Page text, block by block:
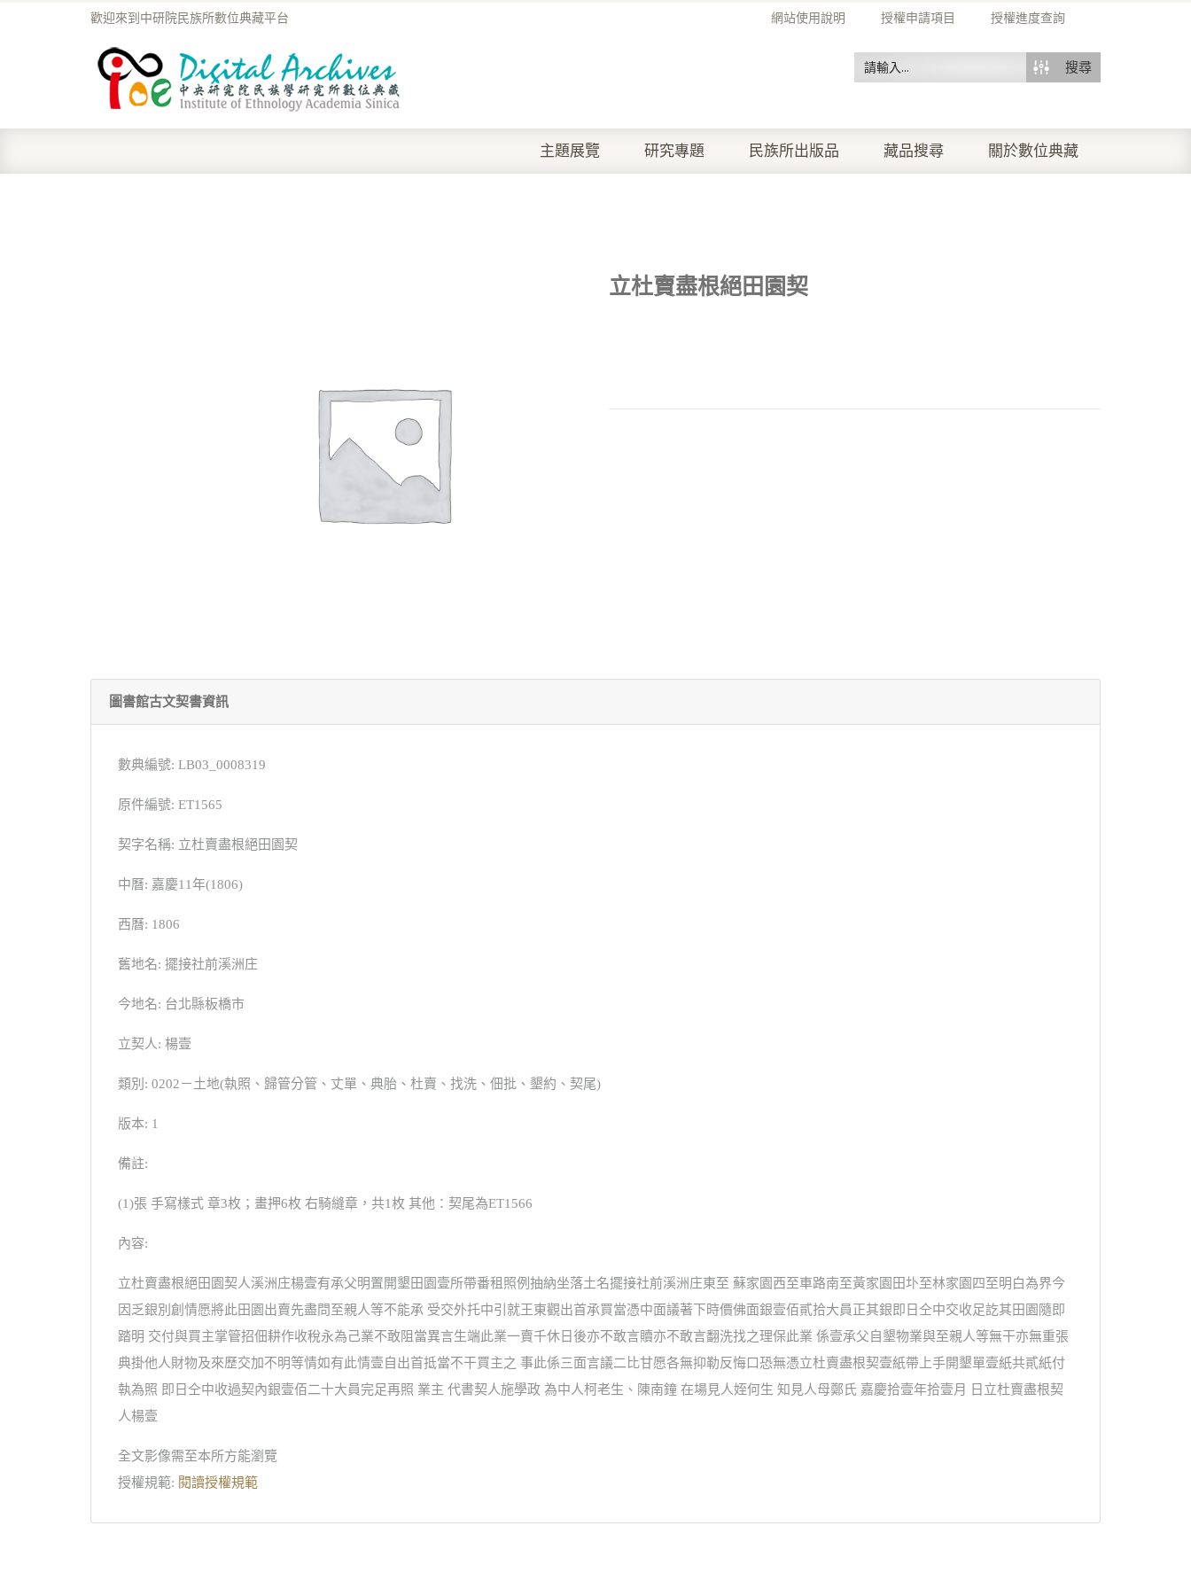
網站使用說明 授權申請項目 授權進度查詢
歡迎來到中研院民族所數位典藏平台
搜尋
主題展覽 研究專題 民族所出版品 藏品搜尋 關於數位典藏
立杜賣盡根絕田園契
圖書館古文契書資訊
數典編號: LB03_0008319
原件編號: ET1565
契字名稱: 立杜賣盡根絕田園契
中曆: 嘉慶11年(1806)
西曆: 1806
舊地名: 擺接社前溪洲庄
今地名: 台北縣板橋市
立契人: 楊壹
類別: 0202－土地(執照、歸管分管、丈單、典胎、杜賣、找洗、佃批、墾約、契尾)
版本: 1
備註:
(1)張 手寫樣式 章3枚；畫押6枚 右騎縫章，共1枚 其他：契尾為ET1566
內容:
立杜賣盡根絕田園契人溪洲庄楊壹有承父明置開墾田園壹所帶番租照例抽納坐落土名擺接社前溪洲庄東至 蘇家園西至車路南至黃家園田圤至林家園四至明白為界今
因乏銀別創情愿將此田園出賣先盡問至親人等不能承 受交外托中引就王東觀出首承買當憑中面議著下時價佛面銀壹佰貳拾大員正其銀即日仝中交收足訖其田園隨即
踏明 交付與買主掌管招佃耕作收稅永為己業不敢阻當異言生端此業一賣千休日後亦不敢言贖亦不敢言翻洗找之理保此業 係壹承父自墾物業與至親人等無干亦無重張
典掛他人財物及來歷交加不明等情如有此情壹自出首抵當不干買主之 事此係三面言議二比甘愿各無抑勒反悔口恐無憑立杜賣盡根契壹紙帶上手開墾單壹紙共貳紙付
執為照 即日仝中收過契內銀壹佰二十大員完足再照 業主 代書契人施學政 為中人柯老生、陳南鐘 在場見人姪何生 知見人母鄭氏 嘉慶拾壹年拾壹月 日立杜賣盡根契
人楊壹
全文影像需至本所方能瀏覽
授權規範: 閱讀授權規範